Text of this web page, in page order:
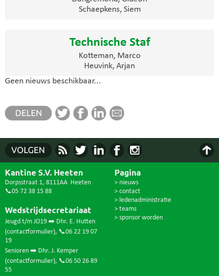
Schaepkens, Siem
Technische Staf
Kotteman, Marco
Heuvink, Arjan
Geen nieuws beschikbaar...
Kantine S.V. Heeten
Dorpsstraat 1, 8111AA Heeten
📞05 72 38 15 88
Wedstrijdsecretariaat
Jeugd t/m JO19 ➡️ Dhr. E. Hutten
(contactformulier), 📞06 22 19 07
19
Senioren ➡️ Dhr. J. Kemper
(contactformulier), 📞06 50 26 89
55
Pagina
> nieuws
> contact
> ledenadministratie
> teams
> sponsor worden